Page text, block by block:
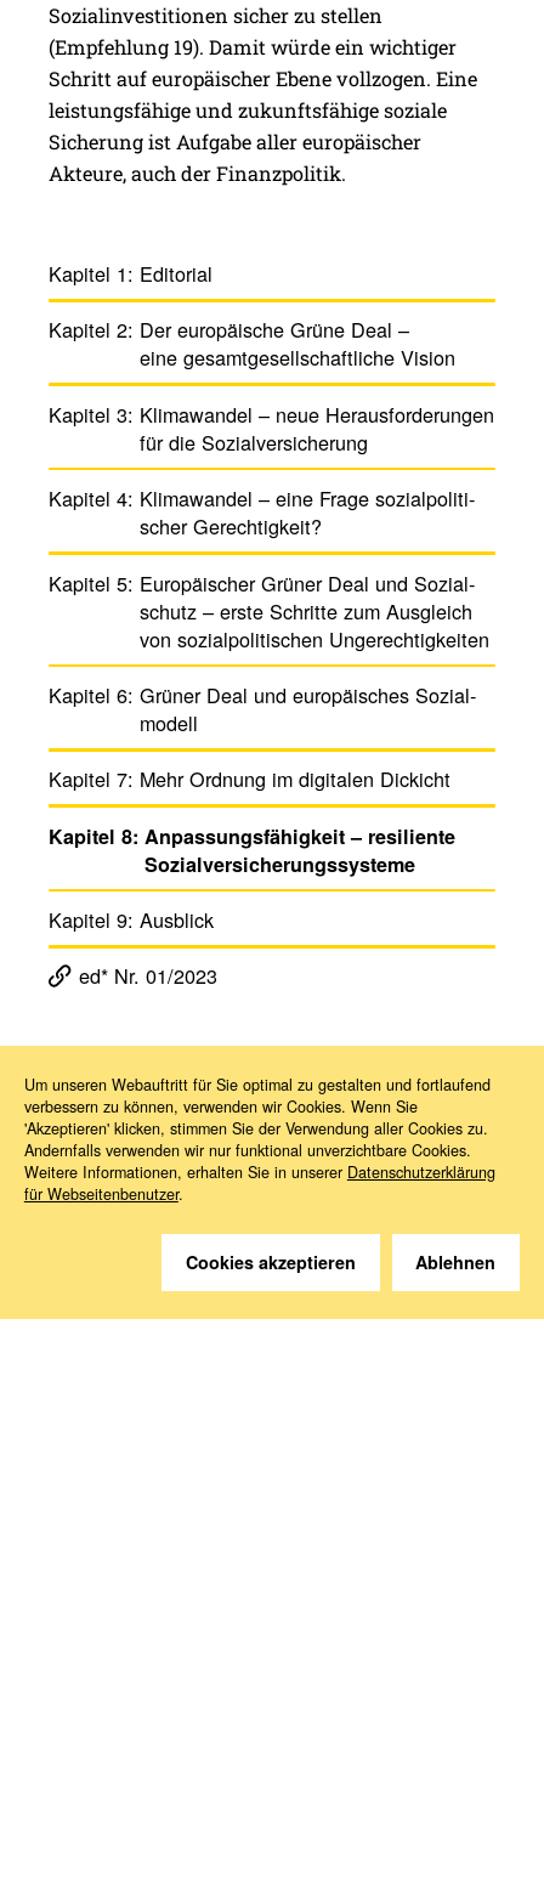
Sozialinvestitionen sicher zu stellen
(Empfehlung 19). Damit würde ein wichtiger
Schritt auf europäischer Ebene vollzogen. Eine
leistungsfähige und zukunftsfähige soziale
Sicherung ist Aufgabe aller europäischer
Akteure, auch der Finanzpolitik.
Kapitel 1: Edito­rial
Kapitel 2: Der euro­päi­sche Grüne Deal –
eine gesamt­ge­sell­schaft­liche ­Vision
Kapitel 3: Klima­wandel – neue Heraus­forde­rungen
für die Sozi­al­ver­si­che­rung
Kapitel 4: Klima­wandel – eine Frage sozial­poli­ti­
scher Gerech­tig­keit?
Kapitel 5: Euro­päi­scher Grüner Deal und ­Sozi­al­
schutz – erste Schritte zum Ausgleich
von sozi­al­po­li­ti­schen Unge­rech­tig­keiten
Kapitel 6: Grüner Deal und euro­päi­sches Sozi­al­
mo­dell
Kapitel 7: Mehr Ordnung im digi­talen Dickicht
Kapitel 8: Anpas­sungs­fä­hig­keit – resi­li­ente
Sozi­al­ver­si­che­rungs­sys­teme
Kapitel 9: Ausblick
ed* Nr. 01/2023
Magazin ed* ed* Nr. 01/2023: Herausforderungen des Klimawandels für die ­Sozialversicherung – Transformation sozial gerecht gestalten Kapitel 7
Sie haben Fragen?
Um unseren Webauftritt für Sie optimal zu gestalten und fortlaufend
verbessern zu können, verwenden wir Cookies. Wenn Sie
'Akzeptieren' klicken, stimmen Sie der Verwendung aller Cookies zu.
Andernfalls verwenden wir nur funktional unverzichtbare Cookies.
Weitere Informationen, erhalten Sie in unserer Datenschutzerklärung
für Webseitenbenutzer.
Cookies akzeptieren Ablehnen